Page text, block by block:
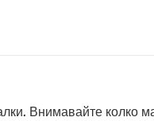
Внимавайте колко